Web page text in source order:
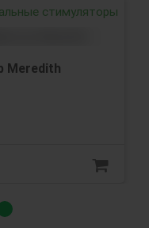
стимуляторы
Meredith